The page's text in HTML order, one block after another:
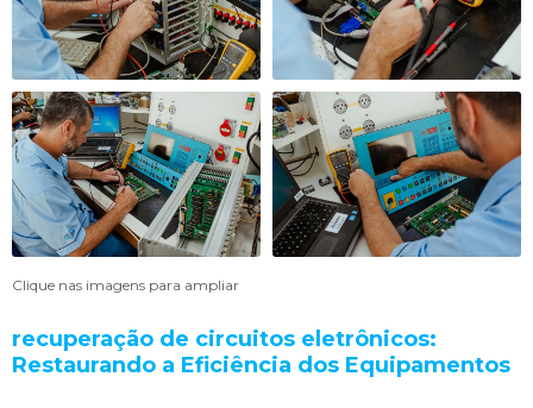
Clique nas imagens para ampliar
recuperação de circuitos eletrônicos:
Restaurando a Eficiência dos Equipamentos